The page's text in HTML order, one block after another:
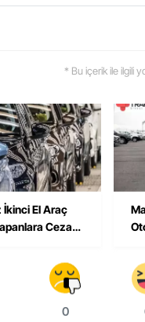
* Bu içerik ile ilgili
İkinci El Araç
Ceza
0